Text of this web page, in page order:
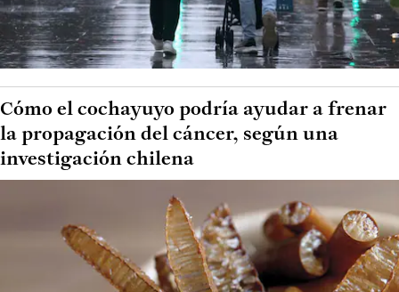
Cómo el cochayuyo podría ayudar a frenar
la propagación del cáncer, según una
investigación chilena